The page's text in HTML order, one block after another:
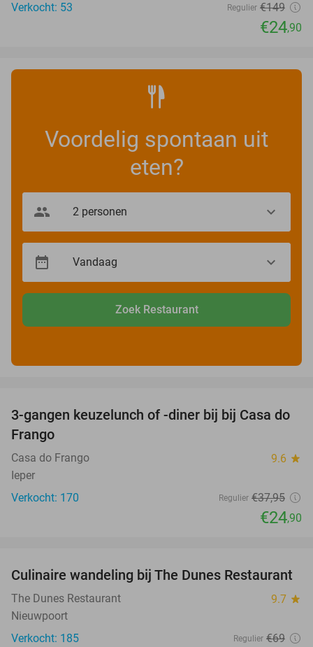
Verkocht: 53
Regulier €149
€24,90
Voordelig spontaan uit
eten?
Zoek Restaurant
34%
3-gangen keuzelunch of -diner bij bij Casa do
Frango
Casa do Frango 9.6 star
Ieper
Verkocht: 170
Regulier €37,95
€24,90
28%
Culinaire wandeling bij The Dunes Restaurant
The Dunes Restaurant 9.7 star
Nieuwpoort
Verkocht: 185
Regulier €69